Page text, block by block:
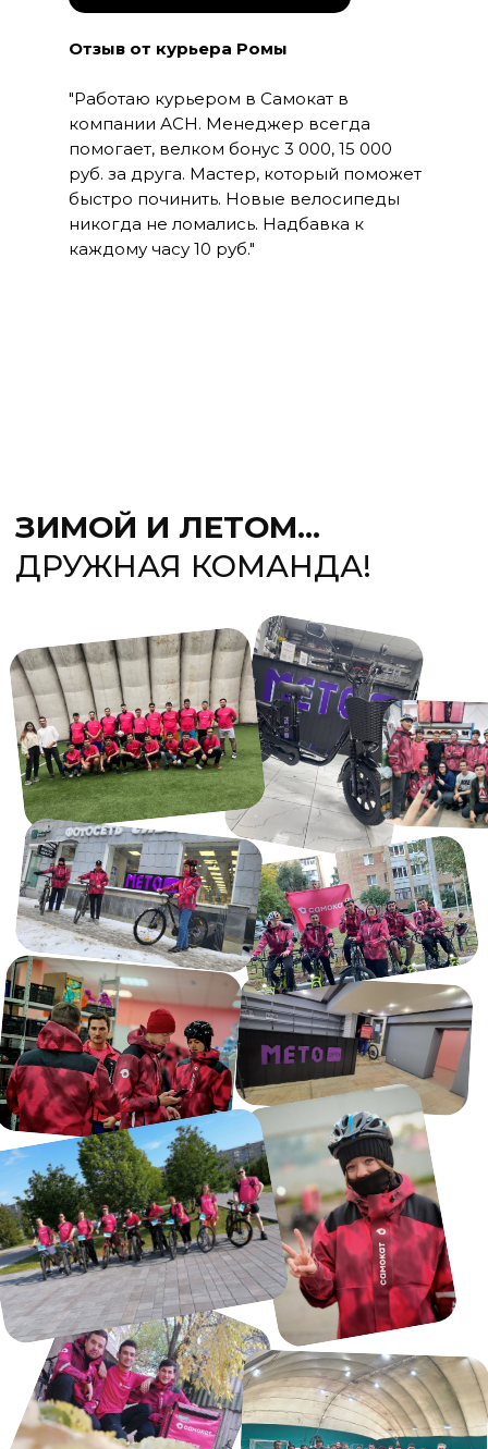
Отзыв от курьера Ромы
"Работаю курьером в Самокат в
компании АСН. Менеджер всегда
помогает, велком бонус 3 000, 15 000
руб. за друга. Мастер, который поможет
быстро починить. Новые велосипеды
никогда не ломались. Надбавка к
каждому часу 10 руб."
02
Выплаты каждую неделю
01
Вакансия в пределах
района проживания
04
Комната отдыха с кухней
и всеми удобствами
05
Свободный график
доставки
ПОЛУЧИ СРАЗУ ВСЕ
ПРЕИМУЩЕСТВА